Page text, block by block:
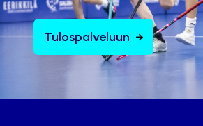
Tulospalveluun